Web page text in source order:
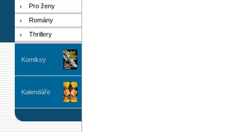
Pro ženy
Romány
Thrillery
Komiksy
Kalendáře